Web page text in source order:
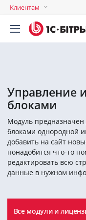
Клиентам
Управление
блоками
Модуль
блоками однородной
добавить на сайт
понадобится что-то
редактировать всю
данные в нужном
Все модули и